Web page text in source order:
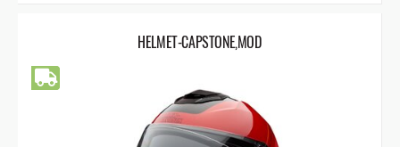
HELMET-CAPSTONE,MOD
Doprava zdarma